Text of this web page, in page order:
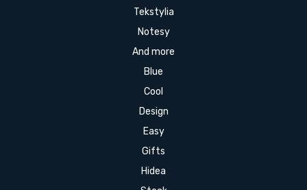
Tekstylia
Notesy
And more
Blue
Cool
Design
Easy
Gifts
Hidea